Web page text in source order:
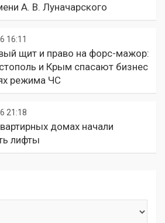
А. В. Луначарского
16:11
щит и право на форс-мажор:
и Крым спасают бизнес
режима ЧС
21:18
домах начали
лифты